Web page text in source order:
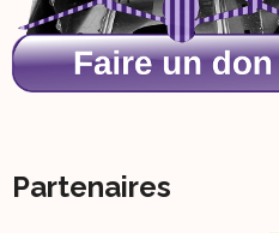
Partenaires